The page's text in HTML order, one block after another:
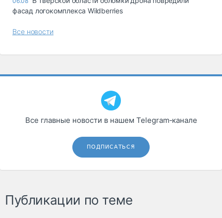
фасад логокомплекса Wildberries
Все новости
Все главные новости в нашем Telegram‑канале
ПОДПИСАТЬСЯ
Публикации по теме